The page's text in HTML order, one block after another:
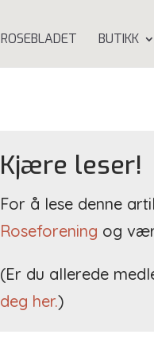
ROSEBLADET BUTIKK
Kjære leser!
For å lese denne
Roseforening og
(Er du allerede
deg her.)